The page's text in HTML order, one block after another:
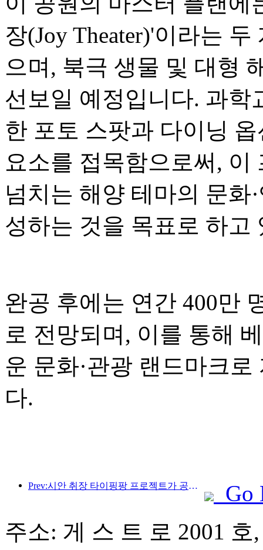
장(Joy Theater)'이라는
으며, 북극 생물 및 대형
선보일 예정입니다. 과학
한 포토 스팟과 다이닝
요소를 접목함으로써,
넘치는 해양 테마의 문화
성하는 것을 목표로 하고
완공 후에는 연간 400만
로 전망되며, 이를 통해
운 문화·관광 랜드마크
다.
Prev:시안 취장 타이핑팡 프로젝트가 공식적으로 착공했으며, 총 건축 면적은 13만 7천 제곱미터입니다.
Go
주소: 게 스 트 로 2001